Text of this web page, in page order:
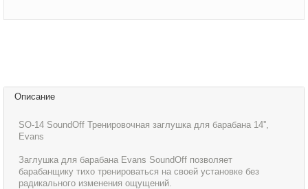
Описание
SO-14 SoundOff Тренировочная заглушка для барабана 14'',
Evans
Заглушка для барабана Evans SoundOff позволяет
барабанщику тихо тренироваться на своей установке без
радикального изменения ощущений.